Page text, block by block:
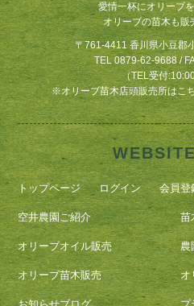
愛情一杯にオリーブ
オリーブの苗木も販
〒761-4411 香川県小豆郡
TEL 0879-62-9688 /
（TEL受付
※オリーブ苗木店頭販売所はこ
トップページ ログイン 会員登
空井農園ご紹介
オリーブオイル販売
オリーブ苗木販売
苗
農
オ